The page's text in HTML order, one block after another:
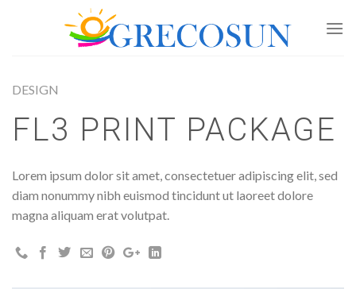
DESIGN
FL3 PRINT PACKAGE
Lorem ipsum dolor sit amet, consectetuer adipiscing elit, sed
diam nonummy nibh euismod tincidunt ut laoreet dolore
magna aliquam erat volutpat.